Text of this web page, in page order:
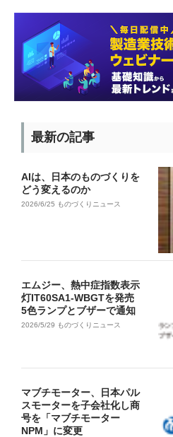
最新の記事
AIは、日本のものづくりを
どう変えるのか
2026/6/25 ものづくりニュース
エムジー、熱中症指数表示
灯IT60SA1-WBGTを発売
5色ランプとブザーで通知
2026/5/29 ものづくりニュース
マブチモーター、日本パル
スモーターを子会社化し商
号を「マブチモーター
NPM」に変更